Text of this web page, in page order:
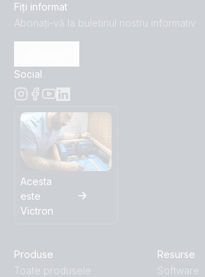
Fiți informat
Abonați-vă la buletinul nostru informativ
Social
Acesta
este
Victron
Produse
Toate produsele
Resurse
Software